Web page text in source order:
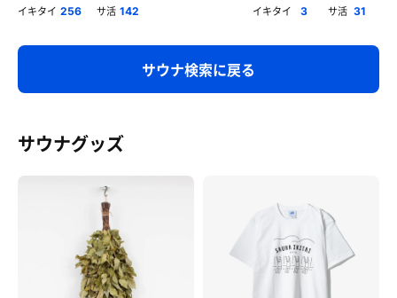
イキタイ 256 サ活 142 イキタイ 3 サ活 31
サウナ検索に戻る
サウナグッズ